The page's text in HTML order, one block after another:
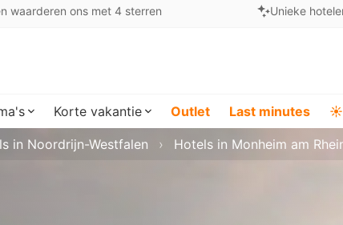
waarderen ons met 4 sterren Unieke
Korte vakantie Outlet Last minutes ☀️
in Noordrijn-Westfalen Hotels in Monheim am